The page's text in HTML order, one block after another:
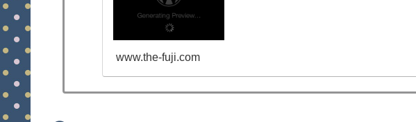
www.the-fuji.com